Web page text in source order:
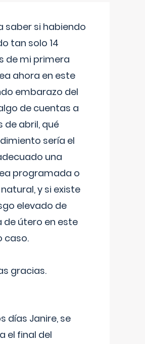
saber si habiendo
tan solo 14
de mi primera
ahora en este
embarazo del
de cuentas a
de abril, qué
sería el
una
programada o
y si existe
elevado de
de útero en este
caso.
gracias.
días Janire, se
el final del